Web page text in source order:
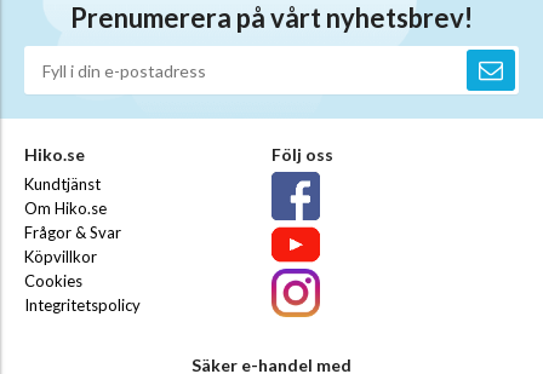
Prenumerera på vårt nyhetsbrev!
Hiko.se
Kundtjänst
Om Hiko.se
Frågor & Svar
Köpvillkor
Cookies
Integritetspolicy
Följ oss
Säker e-handel med